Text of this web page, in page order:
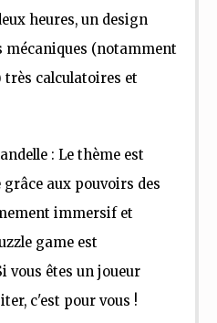
heures, un design
mécaniques (notamment
calculatoires et
: Le thème est
aux pouvoirs des
immersif et
game est
vous êtes un joueur
c'est pour vous !